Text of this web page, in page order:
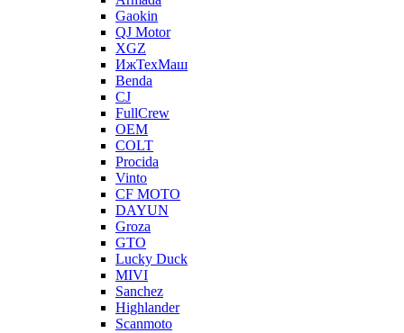
Gaokin
QJ Motor
XGZ
ИжТехМаш
Benda
CJ
FullCrew
OEM
COLT
Procida
Vinto
CF MOTO
DAYUN
Groza
GTO
Lucky Duck
MIVI
Sanchez
Highlander
Scanmoto